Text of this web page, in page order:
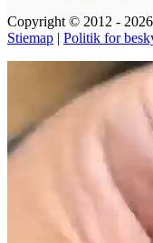
Copyright © 2012 -
Stiemap | Politik for